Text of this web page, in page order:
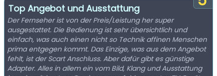
Top Angebot und Ausstattung
Der Fernseher ist von der Preis/Leistung her super
ausgestattet. Die Bedienung ist sehr übersichtlich und
einfach, was auch einen nicht so Technik affinen Menschen
prima entgegen kommt. Das Einzige, was aus dem Angebot
fehlt, ist der Scart Anschluss. Aber dafür gibt es günstige
Adapter. Alles in allem ein vom Bild, Klang und Ausstattung